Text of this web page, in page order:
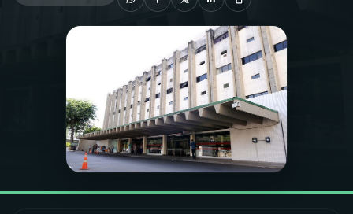
PROGRAMAÇÃO
PROGRAMAS
PODCASTS
06VIDEOCASTS